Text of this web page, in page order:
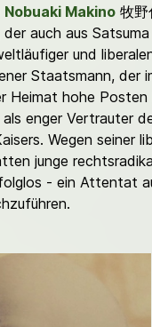
Nobuaki Makino 牧野
auch aus
und
Staatsmann, der
Heimat hohe
enger Vertrauter
Wegen seiner
junge
- ein Attentat